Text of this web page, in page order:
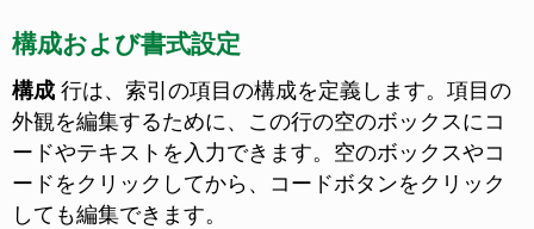
構成および書式設定
構成 行は、索引の項目の構成を定義します。項目の
外観を編集するために、この行の空のボックスにコ
ードやテキストを入力できます。空のボックスやコ
ードをクリックしてから、コードボタンをクリック
しても編集できます。